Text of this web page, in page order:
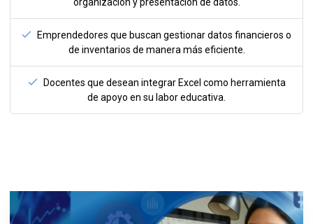
organización y presentación de datos.
Emprendedores que buscan gestionar datos financieros o
de inventarios de manera más eficiente.
Docentes que desean integrar Excel como herramienta
de apoyo en su labor educativa.